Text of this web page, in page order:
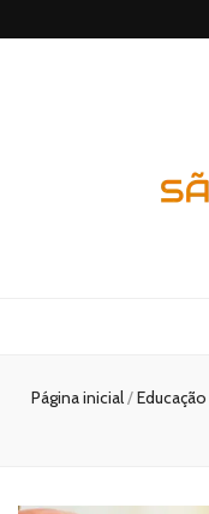
Página inicial/Educação